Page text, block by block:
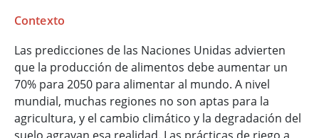
Contexto
Las predicciones de las Naciones Unidas advierten
que la producción de alimentos debe aumentar un
70% para 2050 para alimentar al mundo. A nivel
mundial, muchas regiones no son aptas para la
agricultura, y el cambio climático y la degradación del